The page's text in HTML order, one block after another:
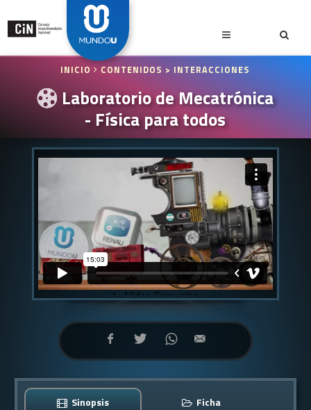
INICIO CONTENIDOS > INTERACCIONES
Laboratorio de Mecatrónica
- Física para todos
Sinopsis
Ficha